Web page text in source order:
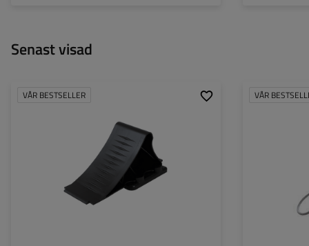
Senast visad
VÅR BESTSELLER VÅR